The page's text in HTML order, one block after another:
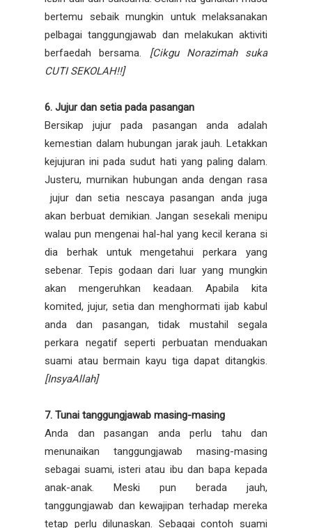
bertemu sebaik mungkin untuk melaksanakan
pelbagai tanggungjawab dan melakukan aktiviti
berfaedah bersama. [Cikgu Norazimah suka
CUTI SEKOLAH!!]
6. Jujur dan setia pada pasangan
Bersikap jujur pada pasangan anda adalah
kemestian dalam hubungan jarak jauh. Letakkan
kejujuran ini pada sudut hati yang paling dalam.
Justeru, murnikan hubungan anda dengan rasa
jujur dan setia nescaya pasangan anda juga
akan berbuat demikian. Jangan sesekali menipu
walau pun mengenai hal-hal yang kecil kerana si
dia berhak untuk mengetahui perkara yang
sebenar. Tepis godaan dari luar yang mungkin
akan mengeruhkan keadaan. Apabila kita
komited, jujur, setia dan menghormati ijab kabul
anda dan pasangan, tidak mustahil segala
perkara negatif seperti perbuatan menduakan
suami atau bermain kayu tiga dapat ditangkis.
[InsyaAllah]
7. Tunai tanggungjawab masing-masing
Anda dan pasangan anda perlu tahu dan
menunaikan tanggungjawab masing-masing
sebagai suami, isteri atau ibu dan bapa kepada
anak-anak. Meski pun berada jauh,
tanggungjawab dan kewajipan terhadap mereka
tetap perlu dilunaskan. Sebagai contoh suami